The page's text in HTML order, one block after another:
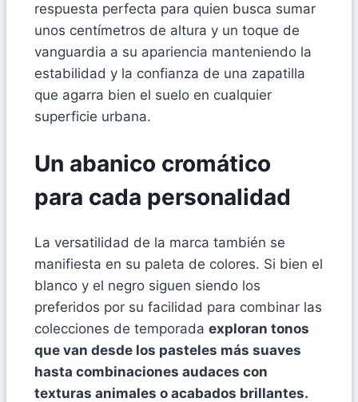
respuesta perfecta para quien busca sumar
unos centímetros de altura y un toque de
vanguardia a su apariencia manteniendo la
estabilidad y la confianza de una zapatilla
que agarra bien el suelo en cualquier
superficie urbana.
Un abanico cromático
para cada personalidad
La versatilidad de la marca también se
manifiesta en su paleta de colores. Si bien el
blanco y el negro siguen siendo los
preferidos por su facilidad para combinar las
colecciones de temporada exploran tonos
que van desde los pasteles más suaves
hasta combinaciones audaces con
texturas animales o acabados brillantes.